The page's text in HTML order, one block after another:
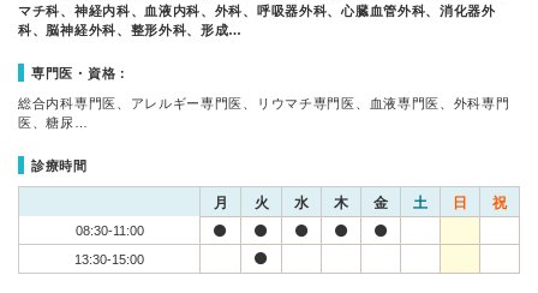
マチ科、神経内科、血液内科、外科、呼吸器外科、心臓血管外科、消化器外
科、脳神経外科、整形外科、形成…
専門医・資格：
総合内科専門医、アレルギー専門医、リウマチ専門医、血液専門医、外科専門
医、糖尿…
診療時間
月 火 水 木 金 土 日 祝
08:30-11:00
13:30-15:00